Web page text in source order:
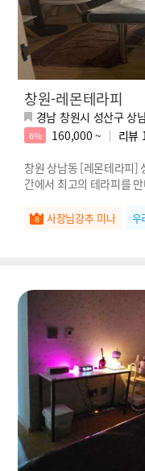
창원-레몬테라피
경남 창원시 성산구 상
6% 160,000 ~ 리뷰
창원 상남동 [레몬테라피]
간에서 최고의 테라피를
사장님강추 미나 우